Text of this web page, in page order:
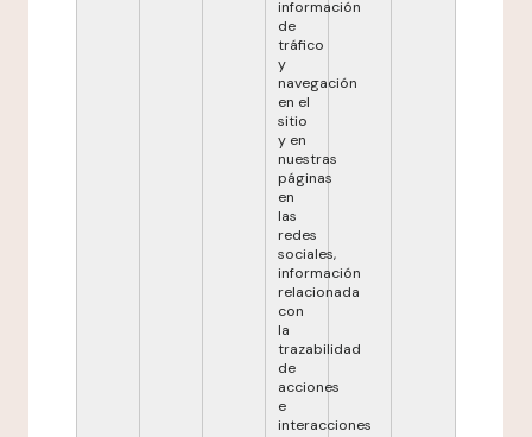
información
de
tráfico
y
navegación
en el
sitio
y en
nuestras
páginas
en
las
redes
sociales,
información
relacionada
con
la
trazabilidad
de
acciones
e
interacciones